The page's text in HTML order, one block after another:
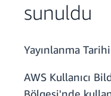
sunuldu
Yayınlanma
AWS Kullanıcı